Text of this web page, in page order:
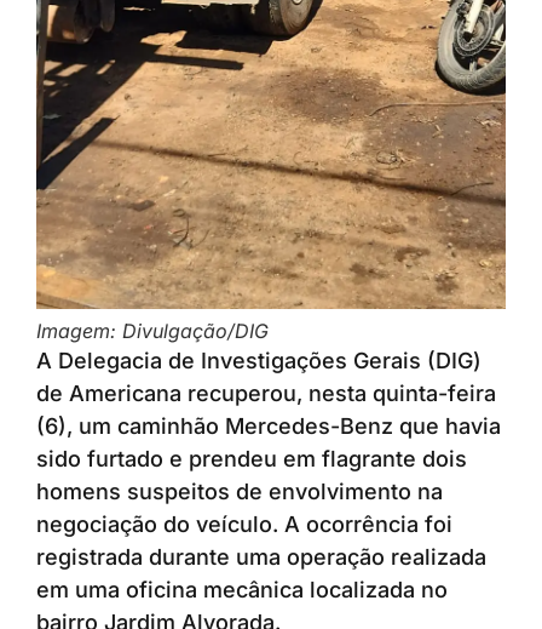
Imagem: Divulgação/DIG
A Delegacia de Investigações Gerais (DIG)
de Americana recuperou, nesta quinta-feira
(6), um caminhão Mercedes-Benz que havia
sido furtado e prendeu em flagrante dois
homens suspeitos de envolvimento na
negociação do veículo. A ocorrência foi
registrada durante uma operação realizada
em uma oficina mecânica localizada no
bairro Jardim Alvorada.